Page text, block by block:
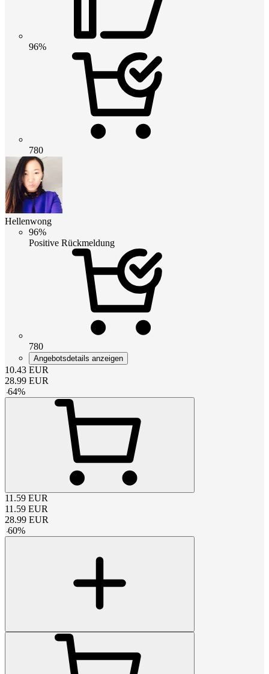
96%
780
Hellenwong
96%
Positive Rückmeldung
780
Angebotsdetails anzeigen
10.43 EUR
28.99 EUR
-64%
11.59 EUR
11.59 EUR
28.99 EUR
-60%